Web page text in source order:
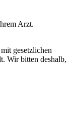
Arzt.
gesetzlichen
Wir bitten deshalb,